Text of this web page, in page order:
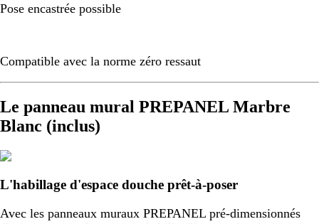
Pose encastrée possible
Compatible avec la norme zéro ressaut
Le panneau mural PREPANEL Marbre
Blanc (inclus)
L'habillage d'espace douche prêt-à-poser
Avec les panneaux muraux PREPANEL pré-dimensionnés